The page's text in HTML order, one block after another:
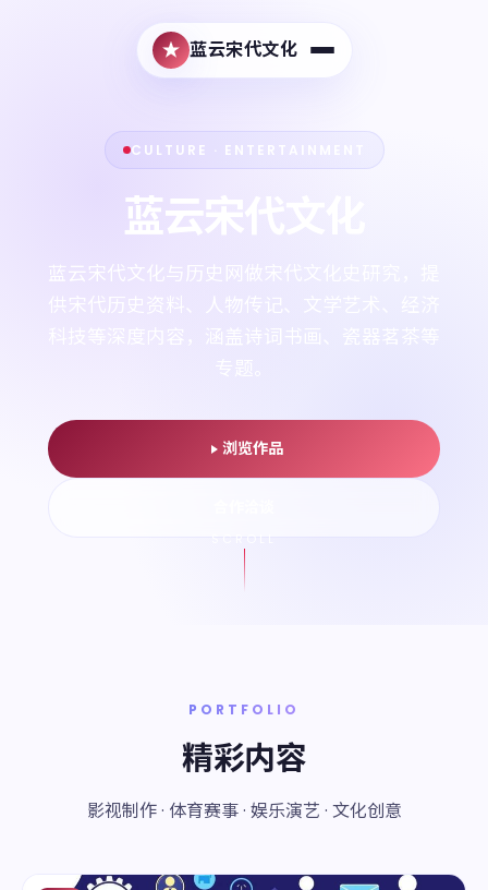
蓝云宋代文化
CULTURE · ENTERTAINMENT
蓝云宋代文化
蓝云宋代文化与历史网做宋代文化史研究，提
供宋代历史资料、人物传记、文学艺术、经济
浏览作品
SCROLL
PORTFOLIO
精彩内容
影视制作 · 体育赛事 · 娱乐演艺 · 文化创意